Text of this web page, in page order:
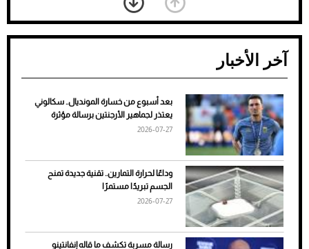
ضعف تبريد مكيف السيارة عند الوقوف.. أشهر
الأسباب والحلول
آخر الأخبار
بعد أسبوع من خسارة المونديال.. سكالوني
يعتذر لجماهير الأرجنتين برسالة مؤثرة
2026-07-27
وداعًا لحرارة التمارين.. تقنية جديدة تمنح
الجسم تبريدًا مستمرًا
2026-07-27
رسالة مسربة تكشف ما قاله إنفانتينو